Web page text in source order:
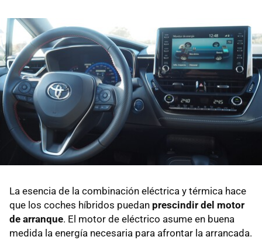
La esencia de la combinación eléctrica y térmica hace
que los coches híbridos puedan prescindir del motor
de arranque. El motor de eléctrico asume en buena
medida la energía necesaria para afrontar la arrancada.